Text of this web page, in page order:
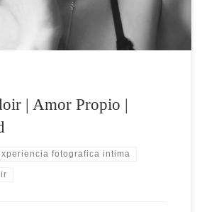
| Amor Propio |
fotografica intima